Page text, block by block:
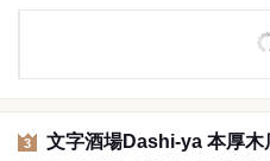
3 文字酒場Dashi-ya 本厚木